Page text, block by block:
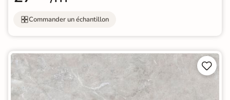
Commander un échantillon

